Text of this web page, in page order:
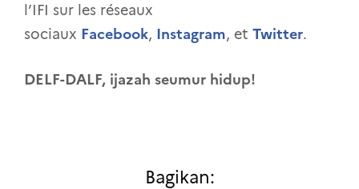
l’IFI sur les réseaux
sociaux Facebook, Instagram, et Twitter.
DELF-DALF, ijazah seumur hidup!
Bagikan: